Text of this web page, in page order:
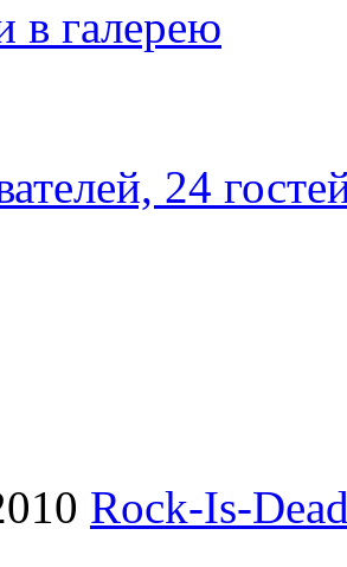
в галерею
24
Rock-Is-